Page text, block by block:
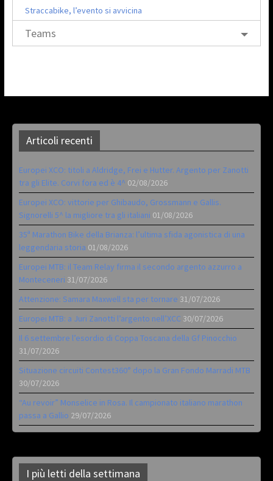
Straccabike, l’evento si avvicina
Teams
Articoli recenti
Europei XCO: titoli a Aldridge, Frei e Hutter. Argento per Zanotti
tra gli Elite. Corvi fora ed è 4^ 02/08/2026
Europei XCO: vittorie per Ghibaudo, Grossmann e Gallis.
Signorelli 5^ la migliore tra gli italiani 01/08/2026
35ª Marathon Bike della Brianza: l’ultima sfida agonistica di una
leggendaria storia 01/08/2026
Europei MTB: il Team Relay firma il secondo argento azzurro a
Monteceneri 31/07/2026
Attenzione: Samara Maxwell sta per tornare 31/07/2026
Europei MTB: a Juri Zanotti l’argento nell’XCC 30/07/2026
Il 6 settembre l’esordio di Coppa Toscana della Gf Pinocchio
31/07/2026
Situazione circuiti Contest360° dopo la Gran Fondo Marradi MTB
30/07/2026
“Au revoir” Monselice in Rosa. Il campionato italiano marathon
passa a Gallio 29/07/2026
I più letti della settimana